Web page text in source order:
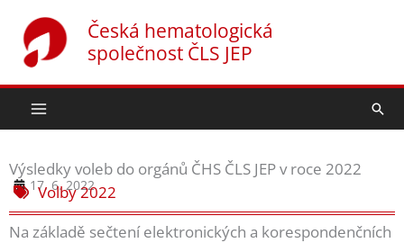
obsah
Česká hematologická
společnost ČLS JEP
Výsledky voleb do orgánů ČHS ČLS JEP v roce 2022
17. 6. 2022
Volby 2022
Na základě sečtení elektronických a korespondenčních